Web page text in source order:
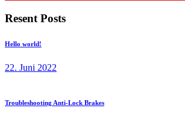
Resent Posts
Hello world!
22. Juni 2022
Troubleshooting Anti-Lock Brakes